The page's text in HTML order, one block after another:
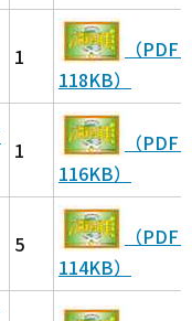
1
（PDF
118KB）
1
（PDF
116KB）
5
（PDF
114KB）